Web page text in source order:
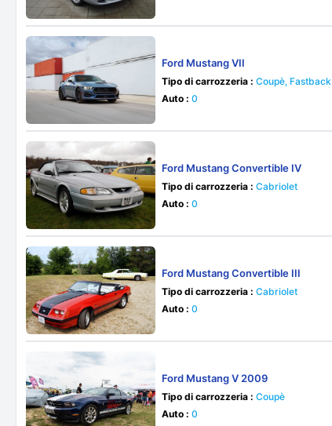
Ford Mustang VII
Tipo di carrozzeria : Coupè, Fastback
Auto : 0
Ford Mustang Convertible IV
Tipo di carrozzeria : Cabriolet
Auto : 0
Ford Mustang Convertible III
Tipo di carrozzeria : Cabriolet
Auto : 0
Ford Mustang V 2009
Tipo di carrozzeria : Coupè
Auto : 0